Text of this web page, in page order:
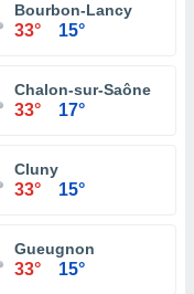
Bourbon-Lancy
33° 15°
Chalon-sur-Saône
33° 17°
Cluny
33° 15°
Gueugnon
33° 15°